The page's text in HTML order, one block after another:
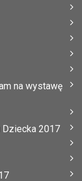
na wystawę
2017